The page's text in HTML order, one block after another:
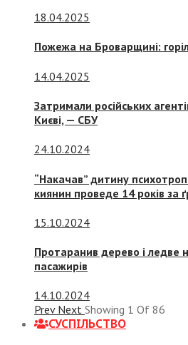
18.04.2025
Пожежа на Броварщині:
14.04.2025
Затримали російських
Києві, — СБУ
24.10.2024
“Накачав” дитину
киянин проведе 14 років за
15.10.2024
Протаранив дерево і ледве
пасажирів
14.10.2024
Prev Next Showing 1 Of 86
СУСПIЛЬСТВО